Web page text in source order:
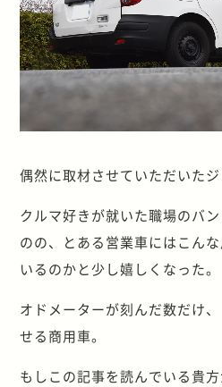
偶然に取材させていただいたジ
クルマ好きが就いた職場のバ
のの、とある営業車にはこん
いるのかと少し嬉しくなった。
オドメーターが刻んだ数だけ
せる商用車。
もしこの記事を読んでいる貴